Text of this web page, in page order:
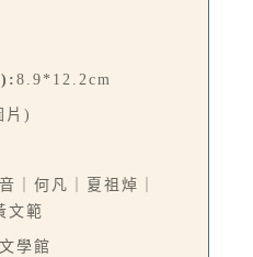
8.9*12.2cm
片)
｜何凡｜夏祖焯｜
文範
學館